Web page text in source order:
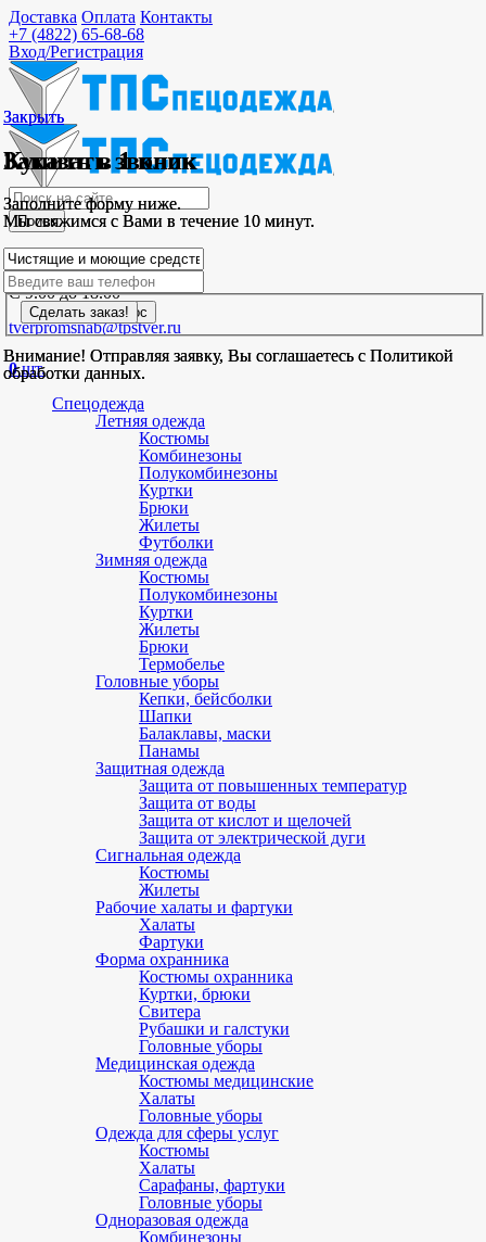
Доставка Оплата Контакты
+7 (4822) 65-68-68
Вход/Регистрация
Поиск
Закажите звонок
С 9.00 до 18.00
tverpromsnab@tpstver.ru
0шт.
Спецодежда
Летняя одежда
Костюмы
Комбинезоны
Полукомбинезоны
Куртки
Брюки
Жилеты
Футболки
Зимняя одежда
Костюмы
Полукомбинезоны
Куртки
Жилеты
Брюки
Термобелье
Головные уборы
Кепки, бейсболки
Шапки
Балаклавы, маски
Панамы
Защитная одежда
Защита от повышенных температур
Защита от воды
Защита от кислот и щелочей
Защита от электрической дуги
Сигнальная одежда
Костюмы
Жилеты
Рабочие халаты и фартуки
Халаты
Фартуки
Форма охранника
Костюмы охранника
Куртки, брюки
Свитера
Рубашки и галстуки
Головные уборы
Медицинская одежда
Костюмы медицинские
Халаты
Головные уборы
Одежда для сферы услуг
Костюмы
Халаты
Сарафаны, фартуки
Головные уборы
Одноразовая одежда
Комбинезоны
Закрыть
Заказать звонок
Заполните форму ниже.
Мы свяжимся с Вами в течение 10 минут.
Внимание! Отправляя заявку, Вы соглашаетесь с Политикой
обработки данных.
Закрыть
Купить в 1 клик
Заполните форму ниже.
Мы свяжимся с Вами в течение 10 минут.
Внимание! Отправляя заявку, Вы соглашаетесь с Политикой
обработки данных.